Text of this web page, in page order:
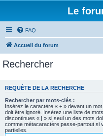
Le
FAQ
Accueil du forum
Rechercher
REQUÊTE DE LA RECHERCHE
Rechercher par mots-clés :
Insérez le caractère « + » devant un
doit être ignoré. Insérez une liste de
discontinues « | » si seul un des mots
comme métacaractère passe-partout si
partielles.